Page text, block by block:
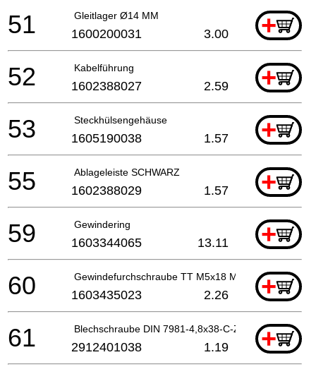
Gleitlager Ø14 MM +
51 1600200031 3.00
Kabelführung +
52 1602388027 2.59
Steckhülsengehäuse +
53 1605190038 1.57
Ablageleiste SCHWARZ +
55 1602388029 1.57
Gewindering +
59 1603344065 13.11
Gewindefurchschraube TT M5x18 MM +
60 1603435023 2.26
Blechschraube DIN 7981-4,8x38-C-Z-ST +
61 2912401038 1.19